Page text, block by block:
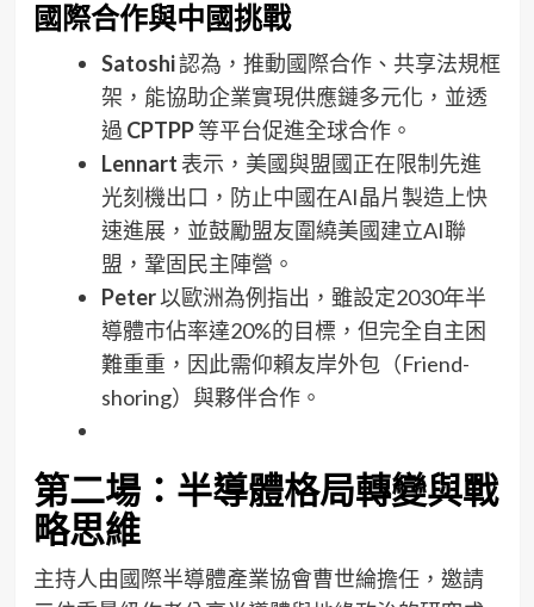
國際合作與中國挑戰
Satoshi認為，推動國際合作、共享法規框
架，能協助企業實現供應鏈多元化，並透
過 CPTPP等平台促進全球合作。
Lennart 表示，美國與盟國正在限制先進
光刻機出口，防止中國在AI晶片製造上快
速進展，並鼓勵盟友圍繞美國建立AI聯
盟，鞏固民主陣營。
Peter以歐洲為例指出，雖設定2030年半
導體市佔率達20%的目標，但完全自主困
難重重，因此需仰賴友岸外包（Friend-
shoring）與夥伴合作。
第二場：半導體格局轉變與戰
略思維
主持人由國際半導體產業協會曹世綸擔任，邀請